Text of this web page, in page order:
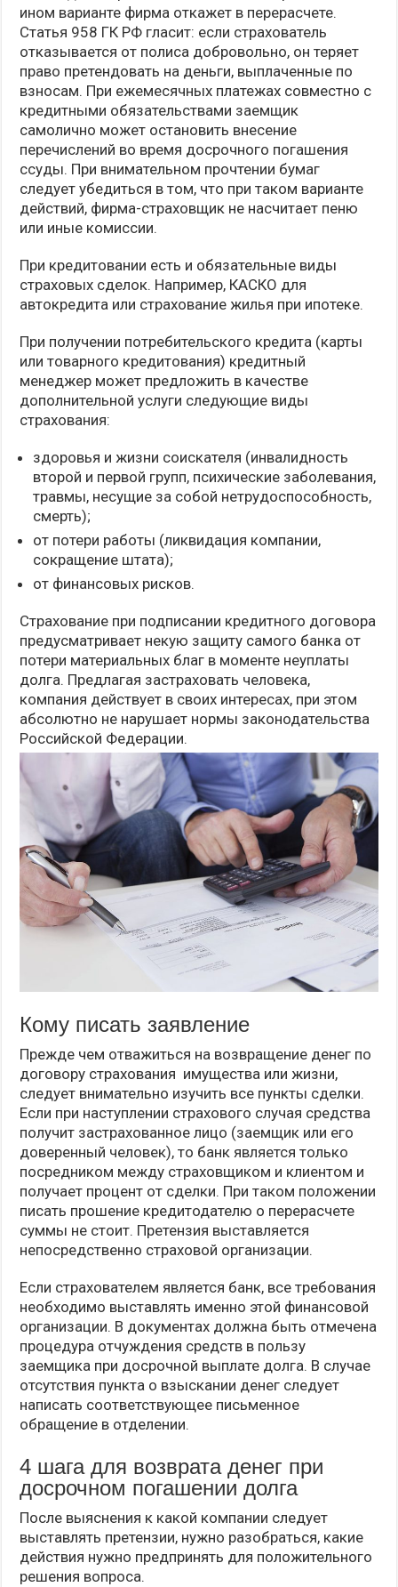
ином варианте фирма откажет в перерасчете.
Статья 958 ГК РФ гласит: если страхователь
отказывается от полиса добровольно, он теряет
право претендовать на деньги, выплаченные по
взносам. При ежемесячных платежах совместно с
кредитными обязательствами заемщик
самолично может остановить внесение
перечислений во время досрочного погашения
ссуды. При внимательном прочтении бумаг
следует убедиться в том, что при таком варианте
действий, фирма-страховщик не насчитает пеню
или иные комиссии.
При кредитовании есть и обязательные виды
страховых сделок. Например, КАСКО для
автокредита или страхование жилья при ипотеке.
При получении потребительского кредита (карты
или товарного кредитования) кредитный
менеджер может предложить в качестве
дополнительной услуги следующие виды
страхования:
здоровья и жизни соискателя (инвалидность
второй и первой групп, психические заболевания,
травмы, несущие за собой нетрудоспособность,
смерть);
от потери работы (ликвидация компании,
сокращение штата);
от финансовых рисков.
Страхование при подписании кредитного договора
предусматривает некую защиту самого банка от
потери материальных благ в моменте неуплаты
долга. Предлагая застраховать человека,
компания действует в своих интересах, при этом
абсолютно не нарушает нормы законодательства
Российской Федерации.
Кому писать заявление
Прежде чем отважиться на возвращение денег по
договору страхования имущества или жизни,
следует внимательно изучить все пункты сделки.
Если при наступлении страхового случая средства
получит застрахованное лицо (заемщик или его
доверенный человек), то банк является только
посредником между страховщиком и клиентом и
получает процент от сделки. При таком положении
писать прошение кредитодателю о перерасчете
суммы не стоит. Претензия выставляется
непосредственно страховой организации.
Если страхователем является банк, все требования
необходимо выставлять именно этой финансовой
организации. В документах должна быть отмечена
процедура отчуждения средств в пользу
заемщика при досрочной выплате долга. В случае
отсутствия пункта о взыскании денег следует
написать соответствующее письменное
обращение в отделении.
4 шага для возврата денег при
досрочном погашении долга
После выяснения к какой компании следует
выставлять претензии, нужно разобраться, какие
действия нужно предпринять для положительного
решения вопроса.